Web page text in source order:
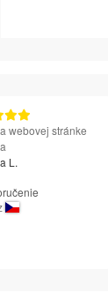
webovej stránke
L.